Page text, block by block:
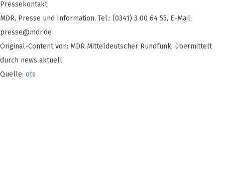
Pressekontakt:
MDR, Presse und Information, Tel.: (0341) 3 00 64 55, E-Mail:
presse@mdr.de
Original-Content von: MDR Mitteldeutscher Rundfunk, übermittelt
durch news aktuell
Quelle: ots